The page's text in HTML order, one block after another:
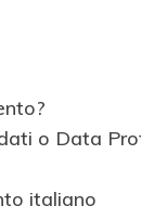
o Data
italiano